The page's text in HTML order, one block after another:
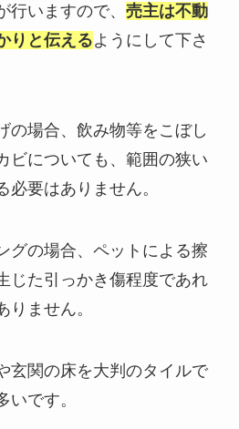
行いますので、 売主は不動
りと伝えるようにして下さ
の場合、飲み物等をこぼし
ビについても、範囲の狭い
必要はありません。
グの場合、ペットによる擦
じた引っかき傷程度であれ
りません。
玄関の床を大判のタイルで
いです。